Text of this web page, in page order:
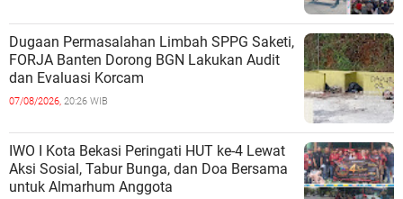
Dugaan Permasalahan Limbah SPPG Saketi,
FORJA Banten Dorong BGN Lakukan Audit
dan Evaluasi Korcam
07/08/2026, 20:26 WIB
IWO I Kota Bekasi Peringati HUT ke-4 Lewat
Aksi Sosial, Tabur Bunga, dan Doa Bersama
untuk Almarhum Anggota